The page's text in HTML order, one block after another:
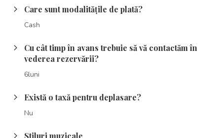
arrow_forward_ios Care sunt modalitățile de plată?
Cash
arrow_forward_ios
Cu cât timp în avans trebuie să vă contactăm în
vederea rezervării?
6luni
arrow_forward_ios Există o taxă pentru deplasare?
Nu
arrow_forward_ios Stiluri muzicale